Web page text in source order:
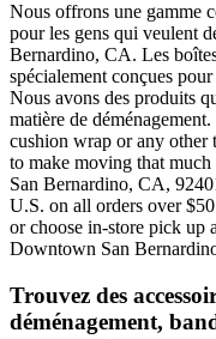
Nous offrons une gamme
pour les gens qui veulent
Bernardino, CA. Les
spécialement conçues
Nous avons des produits
matière de
cushion wrap or any
to make moving that
San Bernardino, CA,
U.S. on all orders over
or choose in-store pick
Downtown San
Trouvez des
déménagement,